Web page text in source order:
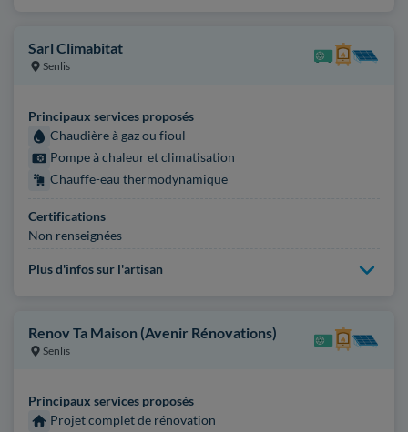
Sarl Climabitat
Senlis
Principaux services proposés
Chaudière à gaz ou fioul
Pompe à chaleur et climatisation
Chauffe-eau thermodynamique
Certifications
Non renseignées
Plus d'infos sur l'artisan
Renov Ta Maison (Avenir Rénovations)
Senlis
Principaux services proposés
Projet complet de rénovation